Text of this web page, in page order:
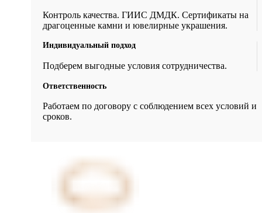
Контроль качества. ГИИС ДМДК. Сертификаты на
драгоценные камни и ювелирные украшения.
Индивидуальный подход
Подберем выгодные условия сотрудничества.
Ответственность
Работаем по договору с соблюдением всех условий и
сроков.